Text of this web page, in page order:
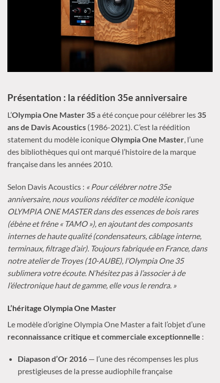
Présentation : la réédition 35e anniversaire
L’Olympia One Master 35a été conçue pour célébrer les 35
ans de Davis Acoustics (1986-2021). C’est la réédition
statement du modèle iconiqueOlympia One Master, l’une
des bibliothèques qui ont marqué l’histoire de la marque
française dans les années 2010.
Selon Davis Acoustics : « Pour célébrer notre 35e
anniversaire, nous voulions rééditer ce modèle iconique
OLYMPIA ONE MASTER dans des essences de bois rares
(ébène et frêne « TAMO »), en ajoutant des composants
internes de haute qualité (condensateurs, câblage interne,
terminaux, filtrage d’air). Toujours fabriquée en France, dans
notre atelier de Troyes (10-AUBE), l’Olympia One 35
sublimera votre écoute. N’hésitez pas à l’associer à de
l’électronique haut de gamme, elle vous le rendra. »
L’héritage Olympia One Master
Le modèle d’origine Olympia One Master a fait l’objet d’une
reconnaissance critique et commerciale exceptionnelle :
Diapason d’Or 2016— l’une des récompenses les plus
prestigieuses de la presse audiophile française